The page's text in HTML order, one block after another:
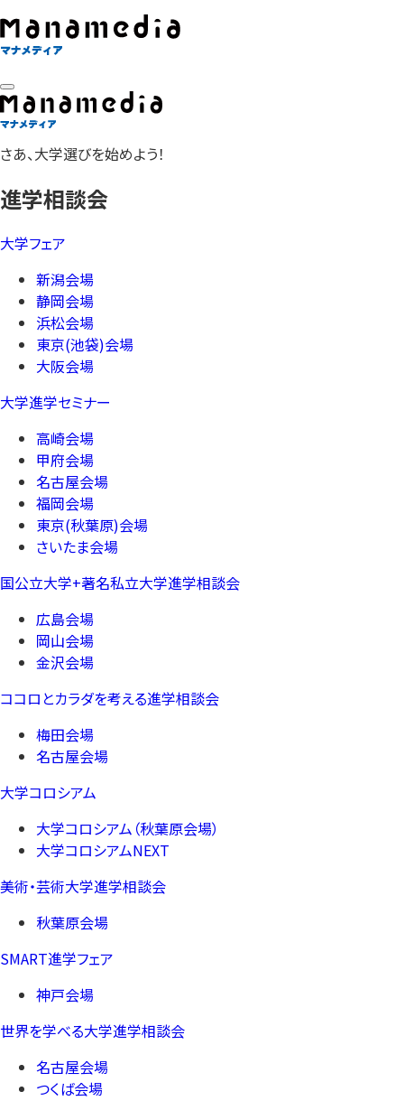
さあ、大学選びを始めよう！
進学相談会
大学フェア
新潟会場
静岡会場
浜松会場
東京(池袋)会場
大阪会場
大学進学セミナー
高崎会場
甲府会場
名古屋会場
福岡会場
東京(秋葉原)会場
さいたま会場
国公立大学+著名私立大学進学相談会
広島会場
岡山会場
金沢会場
ココロとカラダを考える進学相談会
梅田会場
名古屋会場
大学コロシアム
大学コロシアム（秋葉原会場）
大学コロシアムNEXT
美術・芸術大学進学相談会
秋葉原会場
SMART進学フェア
神戸会場
世界を学べる大学進学相談会
名古屋会場
つくば会場